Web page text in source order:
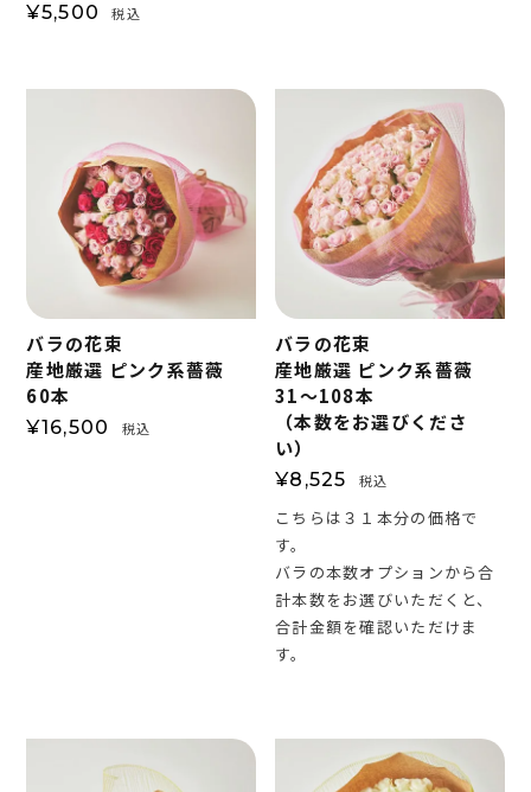
¥5,500 税込
バラの花束
産地厳選 ピンク系薔薇
60本
¥16,500 税込
バラの花束
産地厳選 ピンク系薔薇
31～108本
（本数をお選びくださ
い）
¥8,525 税込
こちらは３１本分の価格で
す。
バラの本数オプションから合
計本数をお選びいただくと、
合計金額を確認いただけま
す。